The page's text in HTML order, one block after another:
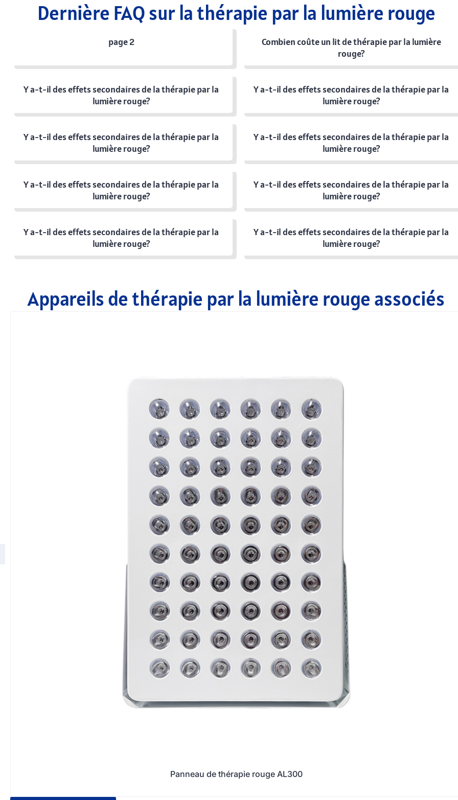
Dernière FAQ sur la thérapie par la lumière rouge
page 2
Combien coûte un lit de thérapie par la lumière
rouge?
Y a-t-il des effets secondaires de la thérapie par la
lumière rouge?
Y a-t-il des effets secondaires de la thérapie par la
lumière rouge?
Y a-t-il des effets secondaires de la thérapie par la
lumière rouge?
Y a-t-il des effets secondaires de la thérapie par la
lumière rouge?
Y a-t-il des effets secondaires de la thérapie par la
lumière rouge?
Y a-t-il des effets secondaires de la thérapie par la
lumière rouge?
Y a-t-il des effets secondaires de la thérapie par la
lumière rouge?
Y a-t-il des effets secondaires de la thérapie par la
lumière rouge?
Appareils de thérapie par la lumière rouge associés
Panneau de thérapie rouge AL300